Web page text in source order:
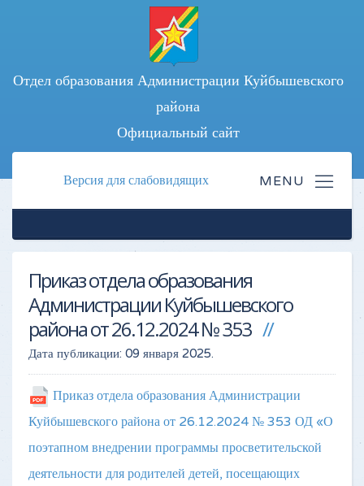
Отдел образования Администрации Куйбышевского
района
Официальный сайт
Версия для слабовидящих
Приказ отдела образования
Администрации Куйбышевского
района от 26.12.2024 № 353
Дата публикации: 09 января 2025.
Приказ отдела образования Администрации
Куйбышевского района от 26.12.2024 № 353 ОД «О
поэтапном внедрении программы просветительской
деятельности для родителей детей, посещающих